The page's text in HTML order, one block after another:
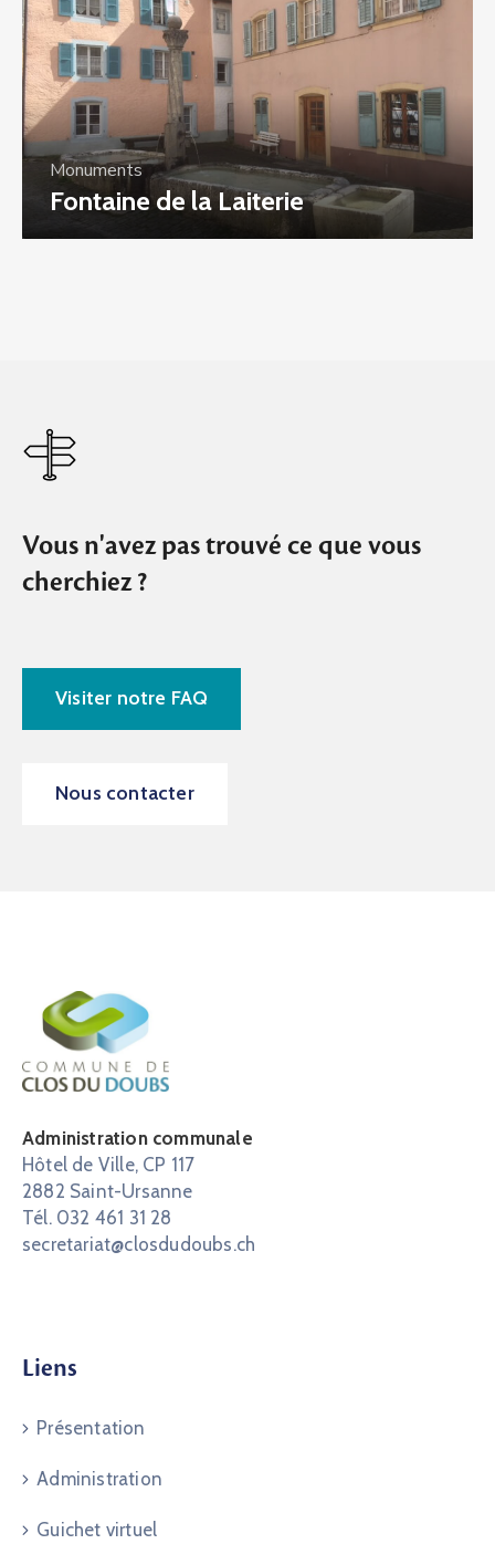
Monuments
Fontaine de la Laiterie
Vous n'avez pas trouvé ce que vous
cherchiez ?
Visiter notre FAQ
Nous contacter
Administration communale
Hôtel de Ville, CP 117
2882 Saint-Ursanne
Tél. 032 461 31 28
secretariat@closdudoubs.ch
Liens
Présentation
Administration
Guichet virtuel